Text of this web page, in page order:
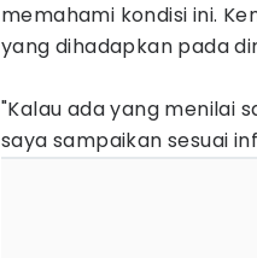
memahami kondisi ini.
yang dihadapkan pada
"Kalau ada yang menilai
saya sampaikan sesuai